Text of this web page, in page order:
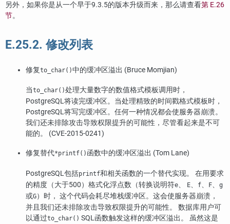
另外，如果你是从一个早于9.3.5的版本升级而来，那么请查看第 E.26
节。
E.25.2. 修改列表
修复to_char()中的缓冲区溢出 (Bruce Momjian)
当to_char()处理大量数字的数值格式模板调用时，
PostgreSQL将读完缓冲区。当处理精致的时间戳格式模板时，
PostgreSQL将写完缓冲区。任何一种情况都会使服务器崩溃。
我们还未排除攻击导致权限提升的可能性，尽管看起来是不可
能的。 (CVE-2015-0241)
修复替代*printf() 函数中的缓冲区溢出 (Tom Lane)
PostgreSQL包括printf和相关函数的一个替代实现。 在用要求
的精度（大于500）格式化浮点数（转换说明符e、 E、 f、 F、 g
或G）时， 这个代码会耗尽堆栈缓冲区。这会使服务器崩溃，
并且我们还未排除攻击导致权限提升的可能性。 数据库用户可
以通过to_char() SQL函数触发这样的缓冲区溢出。 虽然这是